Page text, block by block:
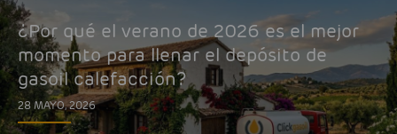
¿Por qué el verano de 2026 es el mejor
momento para llenar el depósito de
gasoil calefacción?
28 MAYO, 2026